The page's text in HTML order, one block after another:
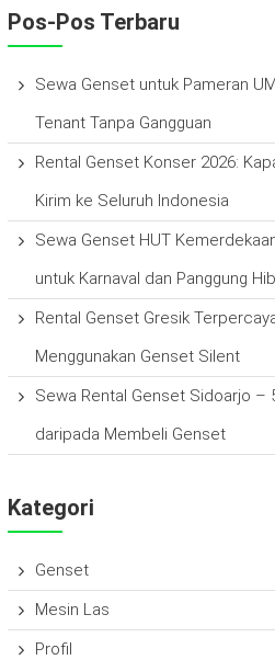
Pos-Pos Terbaru
Sewa Genset untuk Pameran
Tenant Tanpa Gangguan
Rental Genset Konser 2026:
Kirim ke Seluruh Indonesia
Sewa Genset HUT
untuk Karnaval dan Panggung
Rental Genset Gresik
Menggunakan Genset Silent
Sewa Rental Genset Sidoarjo –
daripada Membeli Genset
Kategori
Genset
Mesin Las
Profil